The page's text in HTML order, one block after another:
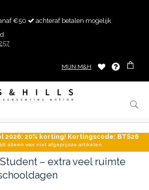
€50
achteraf betalen mogelijk
MIJN M&H
2026: 20% korting! Kortingscode: BTS26
alleen voor niet afgeprijsde artikelen.
– extra veel ruimte